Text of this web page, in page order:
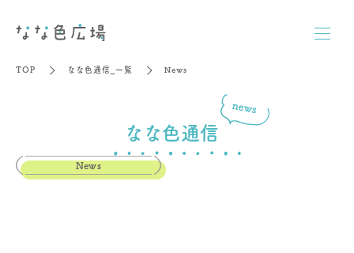
TOP なな色通信_一覧 News
なな色通信
News